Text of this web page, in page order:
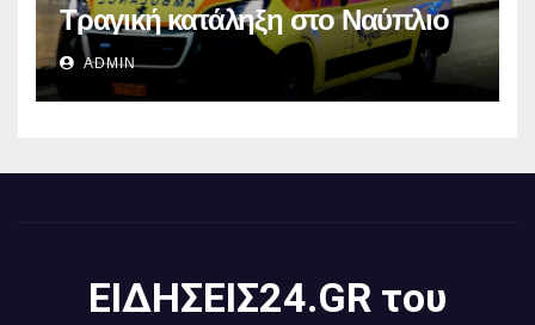
Τραγική κατάληξη στο Ναύπλιο
ADMIN
ΕΙΔΗΣΕΙΣ24.GR του